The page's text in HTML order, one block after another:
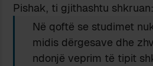
Pishak, ti gjithashtu shkruan:
Në qoftë se studimet
midis dërgesave dhe
ndonjë veprim të tipit